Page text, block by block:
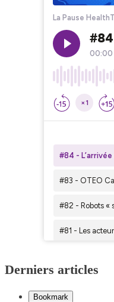
Derniers articles
Bookmark